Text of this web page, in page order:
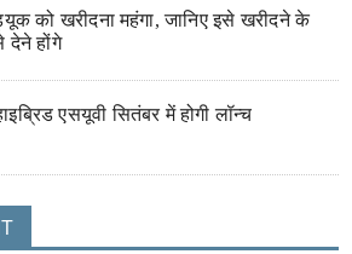
को खरीदना महंगा, जानिए इसे खरीदने के
देने होंगे
एसयूवी सितंबर में होगी लॉन्च